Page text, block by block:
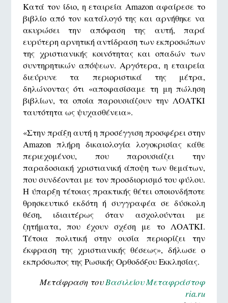
Κατά τον ίδιο, η εταιρεία Amazon αφαίρεσε το
βιβλίο από τον κατάλογό της και αρνήθηκε να
ακυρώσει την απόφαση της αυτή, παρά
ευρύτερη αρνητική αντίδραση των εκπροσώπων
της χριστιανικής κοινότητας και οπαδών των
συντηρητικών απόψεων. Αργότερα, η εταιρεία
διεύρυνε τα περιοριστικά της μέτρα,
δηλώνοντας ότι «αποφασίσαμε τη μη πώληση
βιβλίων, τα οποία παρουσιάζουν την ΛΟΑΤΚΙ
ταυτότητα ως ψυχασθένεια».
«Στην πράξη αυτή η προσέγγιση προσφέρει στην
Amazon πλήρη δικαιολογία λογοκρισίας κάθε
περιεχομένου, που παρουσιάζει την
παραδοσιακή χριστιανική άποψη των θεμάτων,
που συνδέονται με τον προσδιορισμό του φύλου.
Η ύπαρξη τέτοιας πρακτικής θέτει οποιονδήποτε
θρησκευτικό εκδότη ή συγγραφέα σε δύσκολη
θέση, ιδιαιτέρως όταν ασχολούνται με
ζητήματα, που έχουν σχέση με το ΛΟΑΤΚΙ.
Τέτοια πολιτική στην ουσία περιορίζει την
έκφραση της χριστιανικής θέσεως», δήλωσε ο
εκπρόσωπος της Ρωσικής Ορθοδόξου Εκκλησίας.
Μετάφραση τουΒασιλείου Μεταφράστοφ
ria.ru